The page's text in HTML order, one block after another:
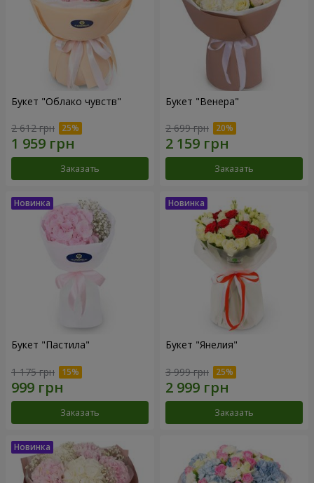
Букет "Облако чувств"
2 612 грн
Заказать
Букет "Венера"
2 699 грн
Заказать
Букет "Пастила"
1 175 грн
Заказать
Букет "Янелия"
3 999 грн
Заказать